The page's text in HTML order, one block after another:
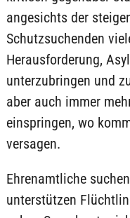
angesichts der
Schutzsuchenden
Herausforderung,
unterzubringen und
aber auch immer
einspringen, wo
versagen.
Ehrenamtliche
unterstützen